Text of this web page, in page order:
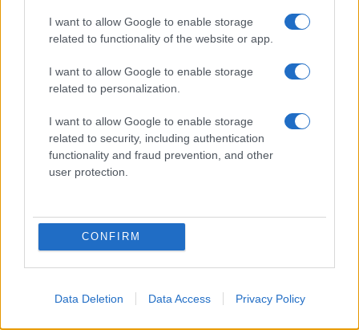
I want to allow Google to enable storage
related to functionality of the website or app.
I want to allow Google to enable storage
related to personalization.
I want to allow Google to enable storage
related to security, including authentication
functionality and fraud prevention, and other
user protection.
CONFIRM
Data Deletion Data Access Privacy Policy